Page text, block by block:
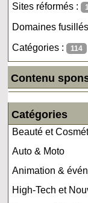
Sites réformés :
Domaines
Catégories : 114
Contenu
Catégories
Beauté et
Auto & Moto
Animation &
High-Tech et